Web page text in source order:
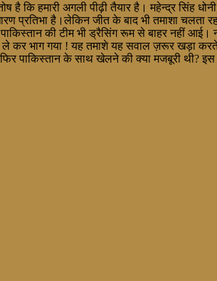
कि हमारी अगली पीढ़ी तैयार है। महेन्द्र सिंह
प्रतिभा है।लेकिन जीत के बाद भी तमाशा चलता
की टीम भी ड्रैसिंग रूम से बाहर नहीं
कर भाग गया ! यह तमाशे यह सवाल ज़रूर खड़ा करतें
पाकिस्तान के साथ खेलने की क्या मजबूरी थी?